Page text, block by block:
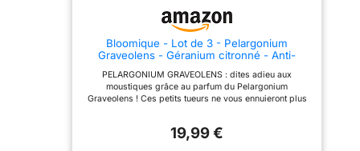
Bloomique - Lot de 3 - Pelargonium
Graveolens - Géranium citronné - Anti-
Hauteur 15-30 cm - Pot 10,5 cm
PELARGONIUM GRAVEOLENS : dites adieu aux
moustiques grâce au parfum du Pelargonium
Graveolens ! Ces petits tueurs ne vous ennuieront plus
propriété d’éloigner les moustiques GÉRANIUM : cette
19,99 €